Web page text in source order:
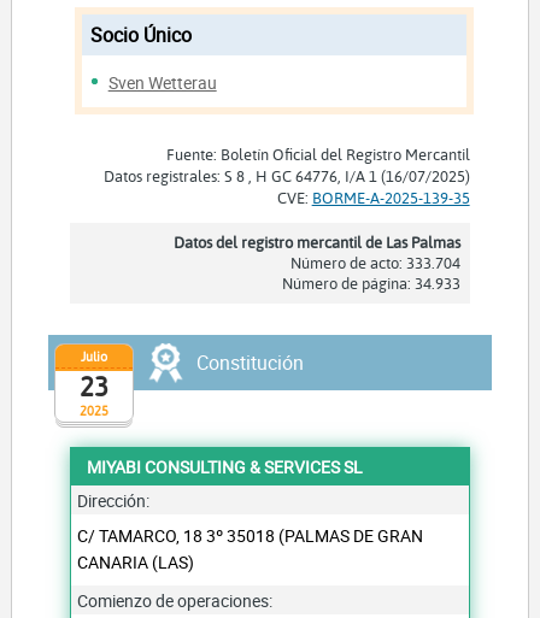
Socio Único
Sven Wetterau
Fuente: Boletín Oficial del Registro Mercantil
Datos registrales: S 8 , H GC 64776, I/A 1 (16/07/2025)
CVE: BORME-A-2025-139-35
Datos del registro mercantil de Las Palmas
Número de acto: 333.704
Número de página: 34.933
2025
Julio
23
Constitución
MIYABI CONSULTING & SERVICES SL
Dirección:
C/ TAMARCO, 18 3º 35018 (PALMAS DE GRAN
CANARIA (LAS)
Comienzo de operaciones: